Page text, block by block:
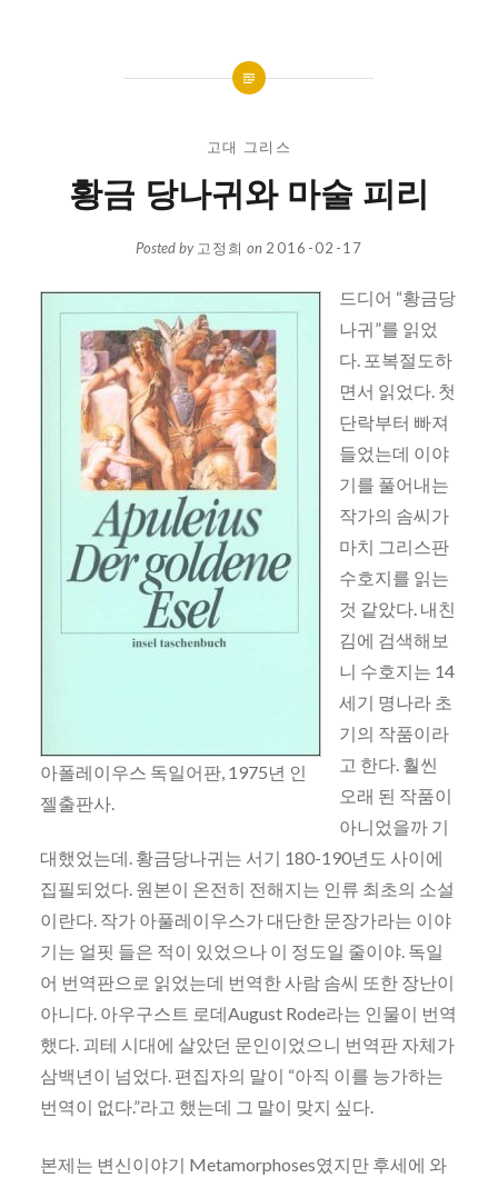
고대 그리스
황금 당나귀와 마술 피리
Posted by 고정희 on 2016-02-17
아폴레이우스 독일어판, 1975년 인
젤출판사.
드디어 “황금당
나귀”를 읽었
다. 포복절도하
면서 읽었다. 첫
단락부터 빠져
들었는데 이야
기를 풀어내는
작가의 솜씨가
마치 그리스판
수호지를 읽는
것 같았다. 내친
김에 검색해보
니 수호지는 14
세기 명나라 초
기의 작품이라
고 한다. 훨씬
오래 된 작품이
아니었을까 기
대했었는데. 황금당나귀는 서기 180-190년도 사이에
집필되었다. 원본이 온전히 전해지는 인류 최초의 소설
이란다. 작가 아풀레이우스가 대단한 문장가라는 이야
기는 얼핏 들은 적이 있었으나 이 정도일 줄이야. 독일
어 번역판으로 읽었는데 번역한 사람 솜씨 또한 장난이
아니다. 아우구스트 로데August Rode라는 인물이 번역
했다. 괴테 시대에 살았던 문인이었으니 번역판 자체가
삼백년이 넘었다. 편집자의 말이 “아직 이를 능가하는
번역이 없다.”라고 했는데 그 말이 맞지 싶다.
본제는 변신이야기 Metamorphoses였지만 후세에 와